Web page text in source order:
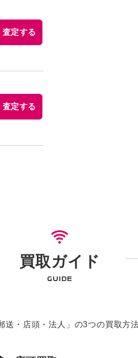
査定する
査定する
買取ガイド
GUIDE
・店頭・法人」の3つの買取方